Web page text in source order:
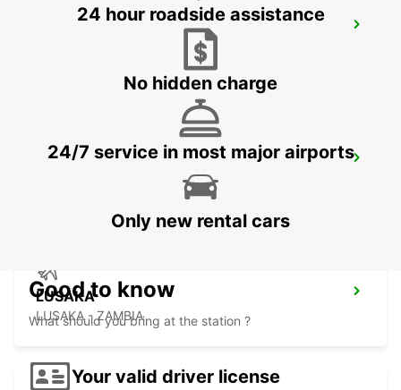
BULAWAYO AIRPORT
LUSAKA INTERNATIONAL AIRPORT
LUSAKA
LUSAKA - ZAMBIA
24 hour roadside assistance
No hidden charge
24/7 service in most major airports
Only new rental cars
Good to know
What should you bring at the station ?
Your valid driver license